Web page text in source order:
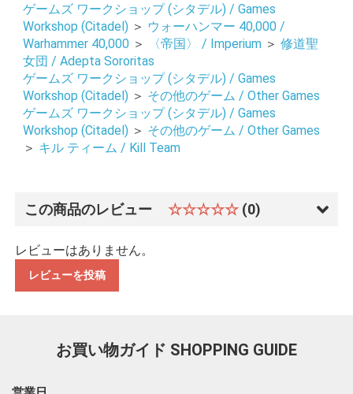
カートへ進む
ゲームズ ワークショップ (シタデル) / Games
Workshop (Citadel) ＞ ウォーハンマー 40,000 /
Warhammer 40,000 ＞ 〈帝国〉 / Imperium ＞ 修道聖
女団 / Adepta Sororitas
ゲームズ ワークショップ (シタデル) / Games
Workshop (Citadel) ＞ その他のゲーム / Other Games
ゲームズ ワークショップ (シタデル) / Games
Workshop (Citadel) ＞ その他のゲーム / Other Games
＞ キル ティーム / Kill Team
この商品のレビュー ☆☆☆☆☆ (0)
レビューはありません。
レビューを投稿
お買い物ガイド SHOPPING GUIDE